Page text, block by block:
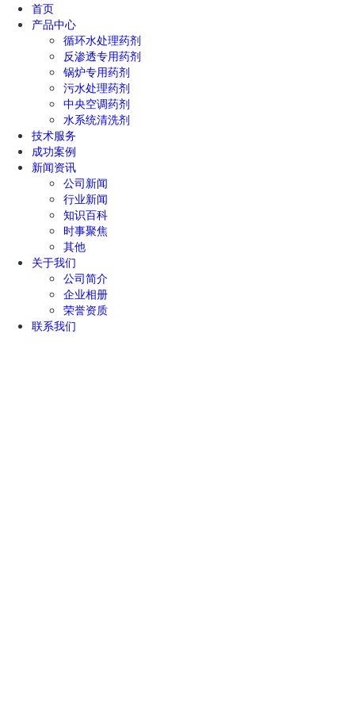
首页
产品中心
循环水处理药剂
反渗透专用药剂
锅炉专用药剂
污水处理药剂
中央空调药剂
水系统清洗剂
技术服务
成功案例
新闻资讯
公司新闻
行业新闻
知识百科
时事聚焦
其他
关于我们
公司简介
企业相册
荣誉资质
联系我们